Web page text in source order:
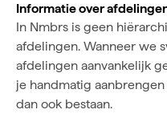
Informatie over
In Nmbrs is geen
afdelingen. Wanneer we
afdelingen aanvankelijk
je handmatig
dan ook bestaan.